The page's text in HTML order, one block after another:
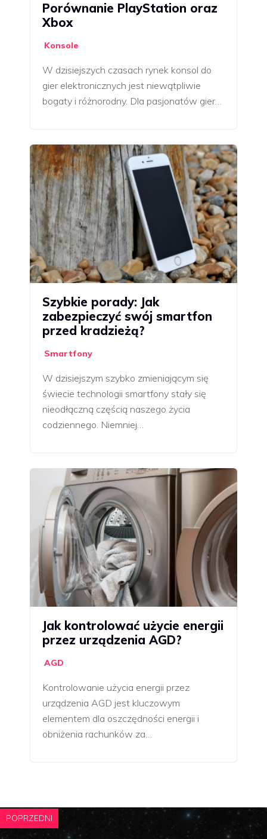
Porównanie PlayStation oraz
Xbox
Konsole
W dzisiejszych czasach rynek konsol do
gier elektronicznych jest niewątpliwie
bogaty i różnorodny. Dla pasjonatów gier…
Szybkie porady: Jak
zabezpieczyć swój smartfon
przed kradzieżą?
Smartfony
W dzisiejszym szybko zmieniającym się
świecie technologii smartfony stały się
nieodłączną częścią naszego życia
codziennego. Niemniej…
Jak kontrolować użycie energii
przez urządzenia AGD?
AGD
Kontrolowanie użycia energii przez
urządzenia AGD jest kluczowym
elementem dla oszczędności energii i
obniżenia rachunków za…
POPRZEDNI